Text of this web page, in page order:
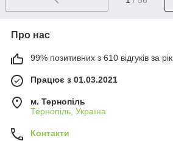
Про нас
99% позитивних з 610 відгуків за рік
Працює з 01.03.2021
м. Тернопіль
Тернопіль, Україна
Контакти